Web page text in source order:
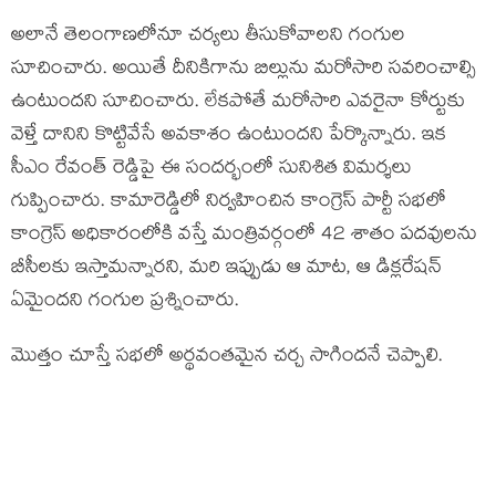
అలానే తెలంగాణలోనూ చర్యలు తీసుకోవాలని గంగుల
సూచించారు. అయితే దీనికిగాను బిల్లును మరోసారి సవరించాల్సి
ఉంటుందని సూచించారు. లేకపోతే మరోసారి ఎవరైనా కోర్టుకు
వెళ్తే దానిని కొట్టివేసే అవకాశం ఉంటుందని పేర్కొన్నారు. ఇక
సీఎం రేవంత్ రెడ్డిపై ఈ సందర్భంలో సునిశిత విమర్శలు
గుప్పించారు. కామారెడ్డిలో నిర్వహించిన కాంగ్రెస్ పార్టీ సభలో
కాంగ్రెస్ అధికారంలోకి వస్తే మంత్రివర్గంలో 42 శాతం పదవులను
బీసీలకు ఇస్తామన్నారని, మరి ఇప్పుడు ఆ మాట, ఆ డిక్లరేషన్
ఏమైందని గంగుల ప్రశ్నించారు.
మొత్తం చూస్తే సభలో అర్థవంతమైన చర్చ సాగిందనే చెప్పాలి.